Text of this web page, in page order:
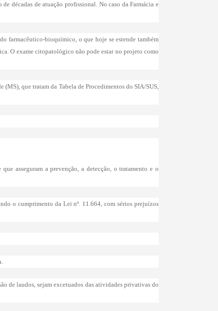
décadas de atuação profissional. No caso da Farmácia e
farmacêutico-bioquímico, o que hoje se estende também
O exame citopatológico não pode estar no projeto como
(MS), que tratam da Tabela de Procedimentos do SIA/SUS,
asseguram a prevenção, a detecção, o tratamento e o
o cumprimento da Lei nº. 11.664, com sérios prejuízos
de laudos, sejam excetuados das atividades privativas do